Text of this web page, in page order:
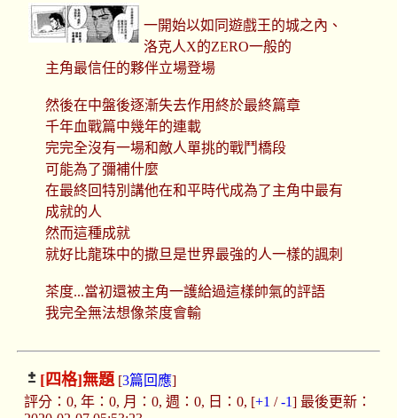
一開始以如同遊戲王的城之內、
洛克人X的ZERO一般的
主角最信任的夥伴立場登場
然後在中盤後逐漸失去作用終於最終篇章
千年血戰篇中幾年的連載
完完全沒有一場和敵人單挑的戰鬥橋段
可能為了彌補什麼
在最終回特別講他在和平時代成為了主角中最有
成就的人
然而這種成就
就好比龍珠中的撒旦是世界最強的人一樣的諷刺
茶度...當初還被主角一護給過這樣帥氣的評語
我完全無法想像茶度會輸
[四格]無題[3篇回應]
評分：0, 年：0, 月：0, 週：0, 日：0, [+1 /-1] 最後更新：